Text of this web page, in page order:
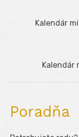
Navigácia
Previous
Kalendár
Next
Kalendár
Poradňa